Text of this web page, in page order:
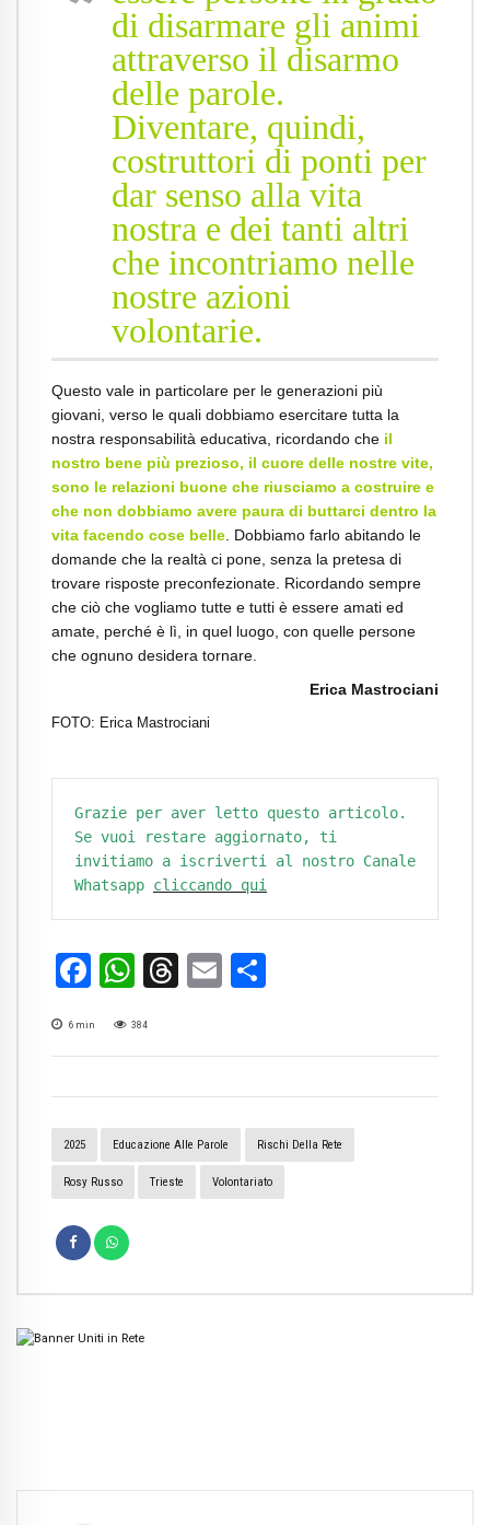
di disarmare gli animi
attraverso il disarmo
delle parole.
Diventare, quindi,
costruttori di ponti per
dar senso alla vita
nostra e dei tanti altri
che incontriamo nelle
nostre azioni
volontarie.
Questo vale in particolare per le generazioni più
giovani, verso le quali dobbiamo esercitare tutta la
nostra responsabilità educativa, ricordando che il
nostro bene più prezioso, il cuore delle nostre vite,
sono le relazioni buone che riusciamo a costruire e
che non dobbiamo avere paura di buttarci dentro la
vita facendo cose belle . Dobbiamo farlo abitando le
domande che la realtà ci pone, senza la pretesa di
trovare risposte preconfezionate. Ricordando sempre
che ciò che vogliamo tutte e tutti è essere amati ed
amate, perché è lì, in quel luogo, con quelle persone
che ognuno desidera tornare.
Erica Mastrociani
FOTO: Erica Mastrociani
Grazie per aver letto questo articolo.
Se vuoi restare aggiornato, ti
invitiamo a iscriverti al nostro Canale
Whatsapp cliccando qui
Facebook
WhatsApp
Threads
Email
6 min 384
2025 Educazione Alle Parole Rischi Della Rete
Rosy Russo Trieste Volontariato